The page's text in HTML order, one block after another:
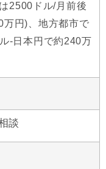
2500ドル/月前後
万円)、地方都市で
-日本円で約240万
談